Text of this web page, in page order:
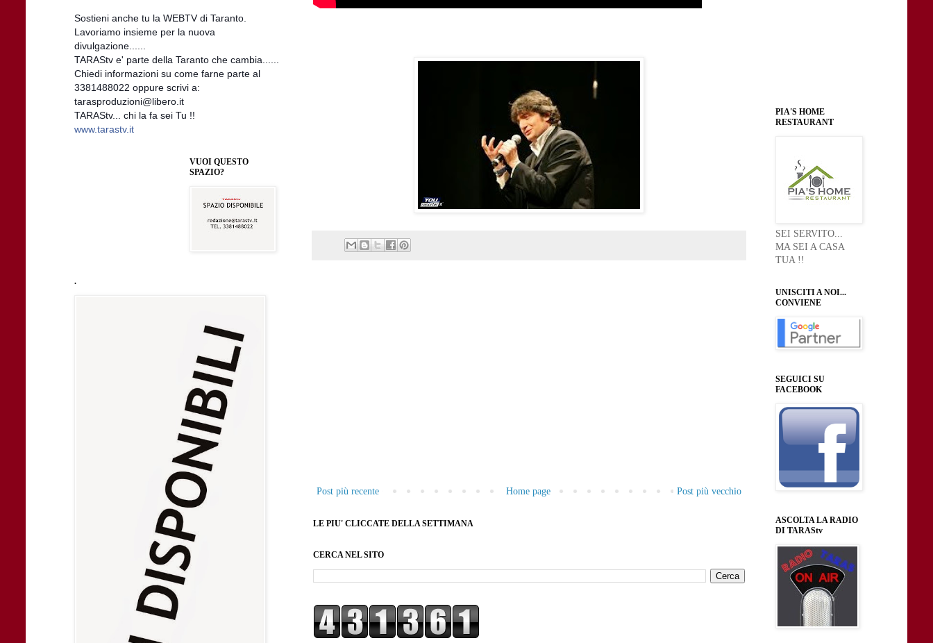
Post più recente Post più vecchio
Home page
LE PIU' CLICCATE DELLA SETTIMANA
CERCA NEL SITO
Sostieni anche tu la WEBTV di Taranto.
Lavoriamo insieme per la nuova
divulgazione......
TARAStv e' parte della Taranto che cambia......
Chiedi informazioni su come farne parte al
3381488022 oppure scrivi a:
tarasproduzioni@libero.it
TARAStv... chi la fa sei Tu !!
www.tarastv.it
VUOI QUESTO
SPAZIO?
.
PIA'S HOME
RESTAURANT
SEI SERVITO...
MA SEI A CASA
TUA !!
UNISCITI A NOI...
CONVIENE
SEGUICI SU
FACEBOOK
ASCOLTA LA RADIO
DI TARAStv